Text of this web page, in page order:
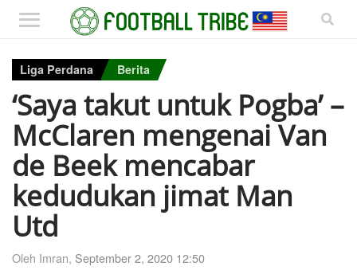
Liga Perdana Berita
‘Saya takut untuk Pogba’ –
McClaren mengenai Van
de Beek mencabar
kedudukan jimat Man
Utd
Oleh Imran, September 2, 2020 12:50